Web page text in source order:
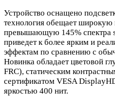
Устройство оснащено
технология обещает широкую
превышающую 145% спектра
приведет к более ярким и
эффектам по сравнению с
Новинка обладает цветовой
FRC), статическим
сертификатом VESA
яркостью 400 нит.